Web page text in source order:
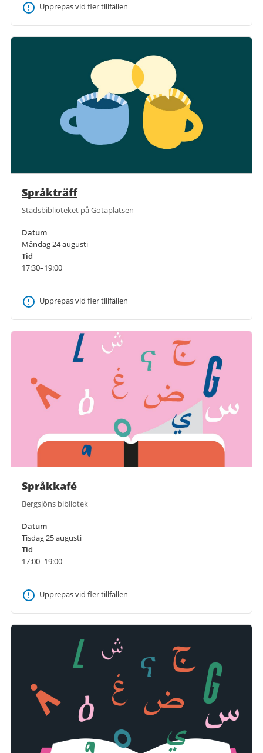
Upprepas vid fler tillfällen
Språkträff
Stadsbiblioteket på Götaplatsen
Datum
Måndag 24 augusti
Tid
17:30–19:00
Upprepas vid fler tillfällen
Språkkafé
Bergsjöns bibliotek
Datum
Tisdag 25 augusti
Tid
17:00–19:00
Upprepas vid fler tillfällen